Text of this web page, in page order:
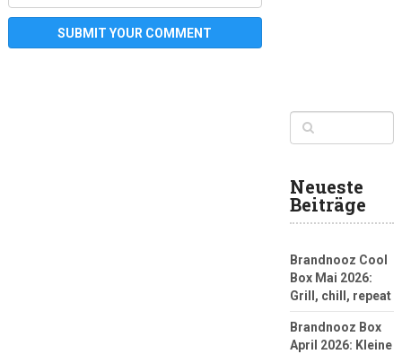
Neueste
Beiträge
Brandnooz Cool
Box Mai 2026:
Grill, chill, repeat
Brandnooz Box
April 2026: Kleine